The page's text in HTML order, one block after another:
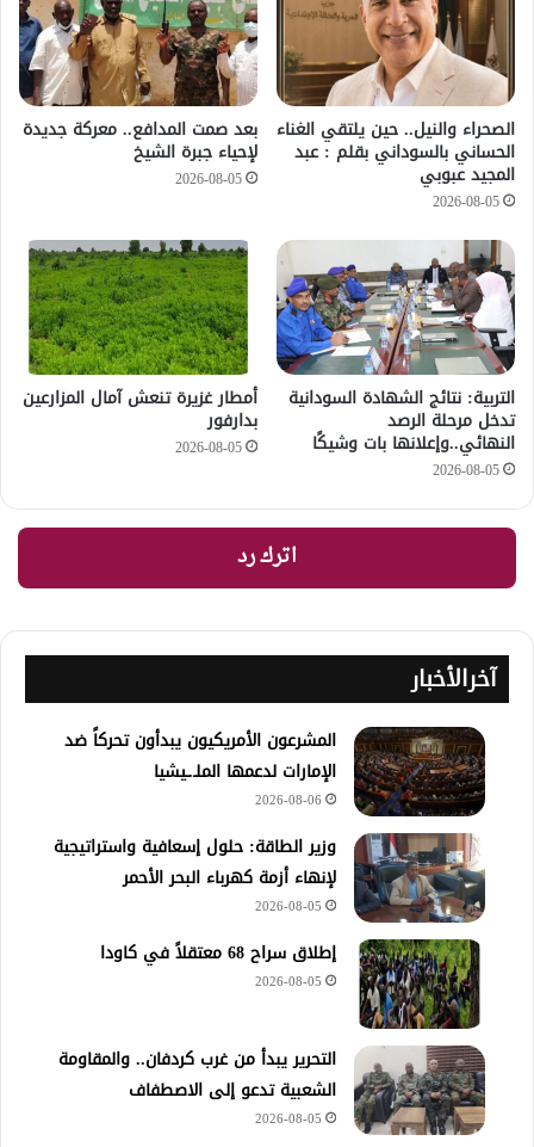
الصحراء والنيل.. حين يلتقي الغناء
الحساني بالسوداني بقلم : عبد
المجيد عبوبي
2026-08-05
بعد صمت المدافع.. معركة جديدة
لإحياء جبرة الشيخ
2026-08-05
التربية: نتائج الشهادة السودانية
تدخل مرحلة الرصد
النهائي..وإعلانها بات وشيكًا
2026-08-05
أمطار غزيرة تنعش آمال المزارعين
بدارفور
2026-08-05
اترك رد
آخرالأخبار
المشرعون الأمريكيون يبدأون تحركاً ضد
الإمارات لدعمها الملـ.ـيشيا
2026-08-06
وزير الطاقة: حلول إسعافية واستراتيجية
لإنهاء أزمة كهرباء البحر الأحمر
2026-08-05
إطلاق سراح 68 معتقلاً في كاودا
2026-08-05
التحرير يبدأ من غرب كردفان.. والمقاومة
الشعبية تدعو إلى الاصطفاف
2026-08-05